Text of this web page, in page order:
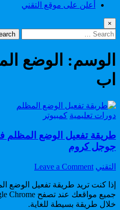
أعلن على موقع التقني
×
Search
for:
الوسم: الوضع
اب
Posted
دورات تعليمية كمبيوتر
طريقة تفعيل الوضع المظلم
جوجل كروم
Author:
التقني Leave a Comment
on
تفعيل
الوضع
المظلم
إذا كنت تريد طريقة تفعيل
خلال طريقة بسيطة للغاية.